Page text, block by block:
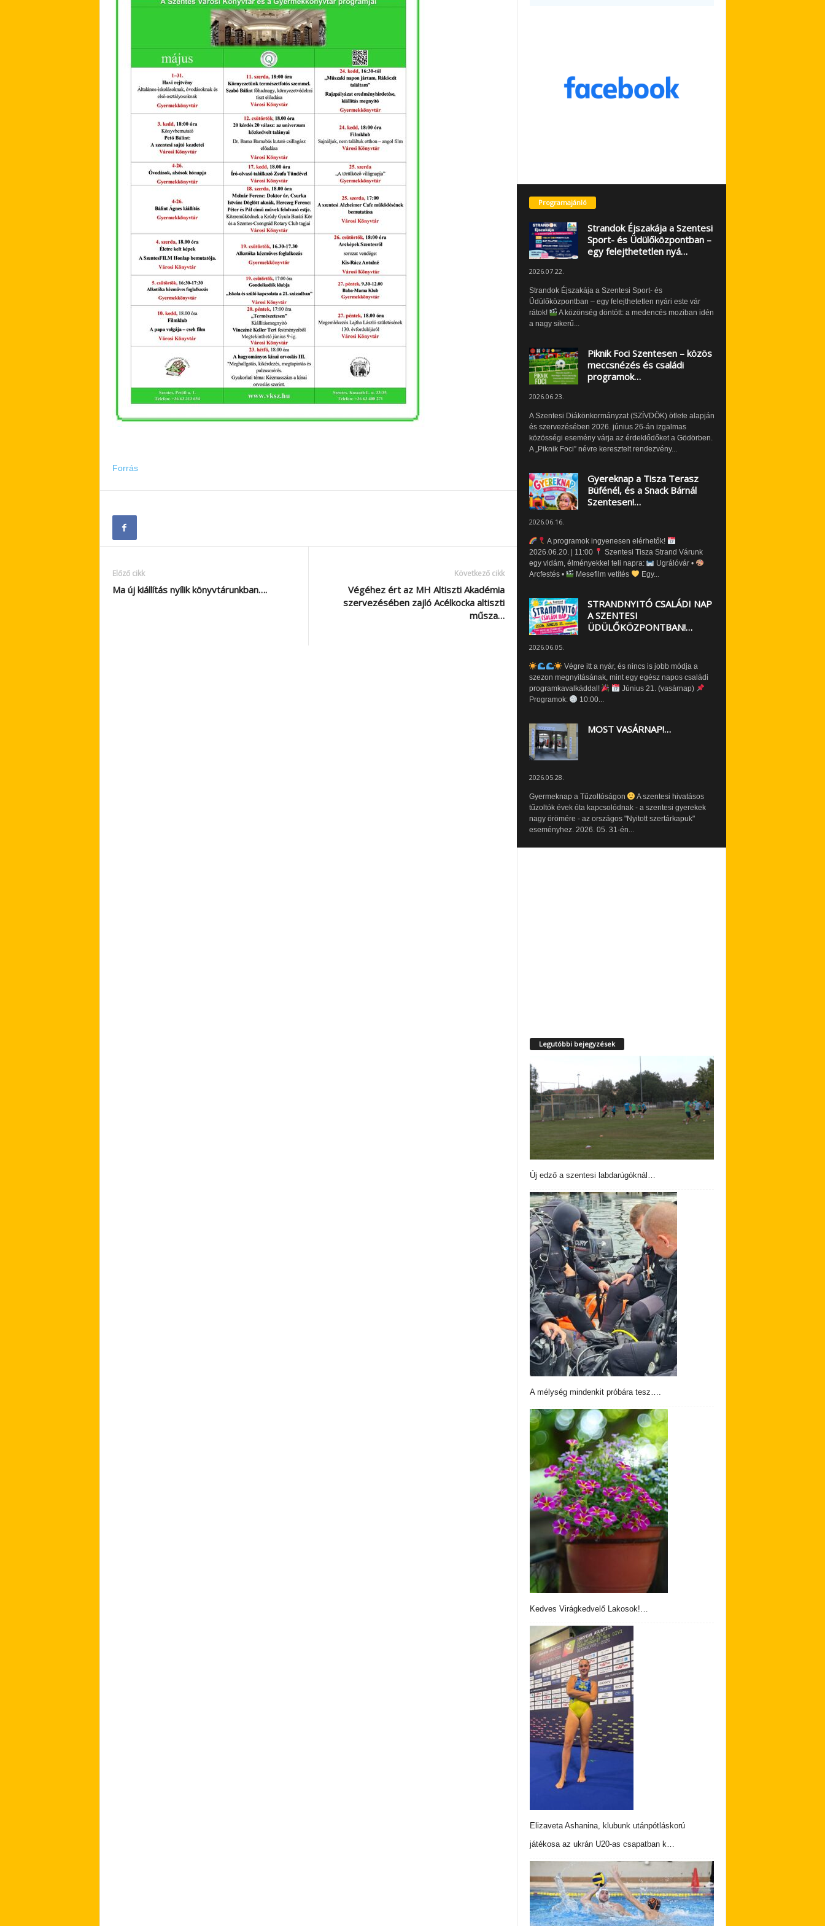
Forrás
Előző cikk
Ma új kiállítás nyílik könyvtárunkban….
Következő cikk
Végéhez ért az MH Altiszti Akadémia
szervezésében zajló Acélkocka altiszti
műsza…
Programajánló
Strandok Éjszakája a Szentesi
Sport- és Üdülőközpontban –
egy felejthetetlen nyá…
2026.07.22.
Strandok Éjszakája a Szentesi Sport- és
Üdülőközpontban – egy felejthetetlen nyári este vár
rátok!
A közönség döntött: a medencés moziban idén
a nagy sikerű...
Piknik Foci Szentesen – közös
meccsnézés és családi
programok…
2026.06.23.
A Szentesi Diákönkormányzat (SZÍVDÖK) ötlete alapján
és szervezésében 2026. június 26-án izgalmas
közösségi esemény várja az érdeklődőket a Gödörben.
A „Piknik Foci” névre keresztelt rendezvény...
Gyereknap a Tisza Terasz
Büfénél, és a Snack Bárnál
Szentesen!…
2026.06.16.
A programok ingyenesen elérhetők!
2026.06.20. | 11:00
Szentesi Tisza Strand Várunk
egy vidám, élményekkel teli napra:
Ugrálóvár •
Arcfestés •
Mesefilm vetítés Egy...
STRANDNYITÓ CSALÁDI NAP
A SZENTESI
ÜDÜLŐKÖZPONTBAN!…
2026.06.05.
Végre itt a nyár, és nincs is jobb módja a
szezon megnyitásának, mint egy egész napos családi
programkavalkáddal!
Június 21. (vasárnap)
Programok:
10:00...
MOST VASÁRNAP!…
2026.05.28.
Gyermeknap a Tűzoltóságon
A szentesi hivatásos
tűzoltók évek óta kapcsolódnak - a szentesi gyerekek
nagy örömére - az országos "Nyitott szertárkapuk"
eseményhez. 2026. 05. 31-én...
Legutóbbi bejegyzések
Új edző a szentesi labdarúgóknál…
A mélység mindenkit próbára tesz….
Kedves Virágkedvelő Lakosok!…
Elizaveta Ashanina, klubunk utánpótláskorú
játékosa az ukrán U20-as csapatban k…